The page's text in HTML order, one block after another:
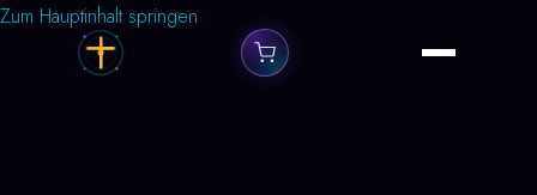
Zum Hauptinhalt springen